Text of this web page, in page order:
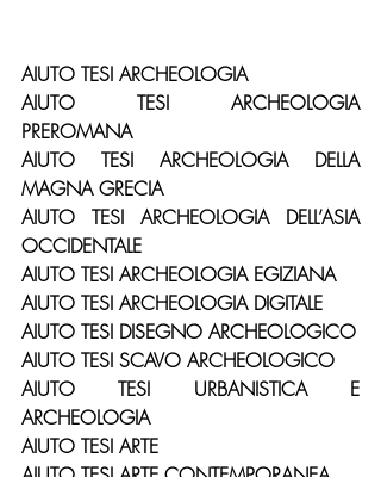
AIUTO TESI ARCHEOLOGIA
AIUTO TESI ARCHEOLOGIA
PREROMANA
AIUTO TESI ARCHEOLOGIA DELLA
MAGNA GRECIA
AIUTO TESI ARCHEOLOGIA DELL’ASIA
OCCIDENTALE
AIUTO TESI ARCHEOLOGIA EGIZIANA
AIUTO TESI ARCHEOLOGIA DIGITALE
AIUTO TESI DISEGNO ARCHEOLOGICO
AIUTO TESI SCAVO ARCHEOLOGICO
AIUTO TESI URBANISTICA E
ARCHEOLOGIA
AIUTO TESI ARTE